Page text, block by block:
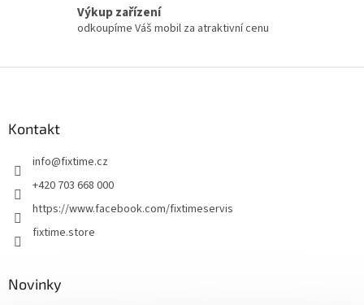
Výkup zařízení
odkoupíme Váš mobil za atraktivní cenu
Kontakt
info@fixtime.cz
+420 703 668 000
https://www.facebook.com/fixtimeservis
fixtime.store
Novinky